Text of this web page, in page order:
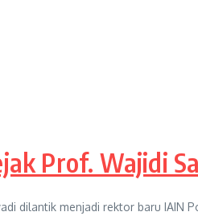
Prof. Wajidi
dilantik menjadi rektor baru